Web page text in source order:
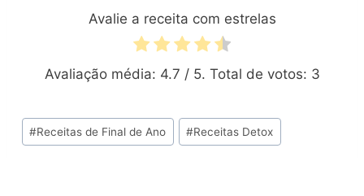
Avalie a receita com estrelas
Avaliação média: 4.7 / 5. Total de votos: 3
Tags
do
#Receitas de Final de Ano #Receitas Detox